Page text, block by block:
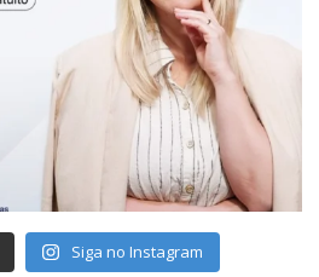
Siga no Instagram